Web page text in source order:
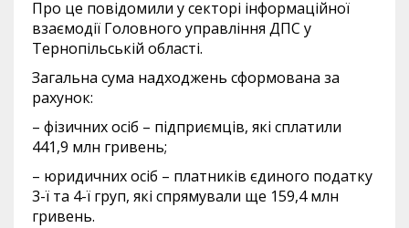
Про це повідомили у секторі інформаційної
взаємодії Головного управління ДПС у
Тернопільській області.
Загальна сума надходжень сформована за
рахунок:
– фізичних осіб – підприємців, які сплатили
441,9 млн гривень;
– юридичних осіб – платників єдиного податку
3-ї та 4-ї груп, які спрямували ще 159,4 млн
гривень.